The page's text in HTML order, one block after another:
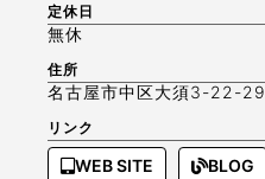
定休日
無休
住所
名古屋市中区大須3-22-29
リンク
WEB SITE BLOG